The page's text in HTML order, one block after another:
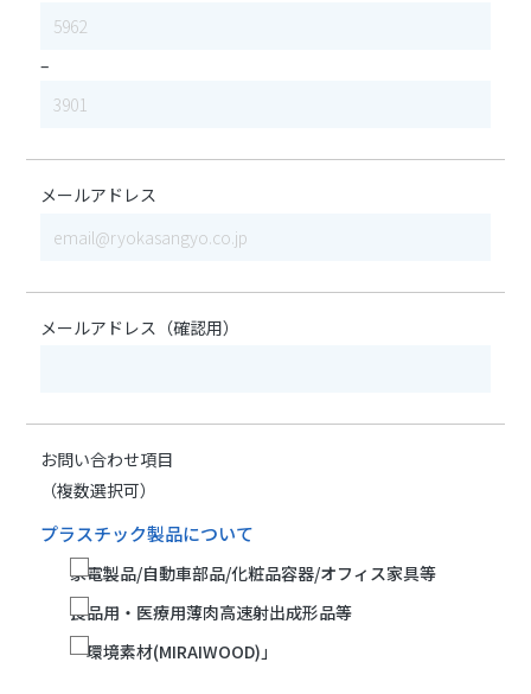
–
メールアドレス
メールアドレス（確認用）
お問い合わせ項目
（複数選択可）
プラスチック製品について
家電製品/自動車部品/化粧品容器/オフィス家具等
食品用・医療用薄肉高速射出成形品等
「環境素材(MIRAIWOOD)」